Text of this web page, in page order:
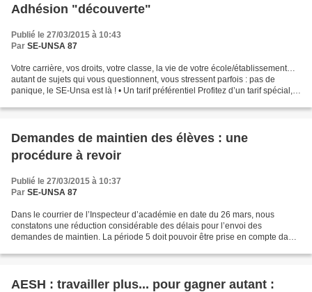
Adhésion "découverte"
Publié le 27/03/2015 à 10:43
Par SE-UNSA 87
Votre carrière, vos droits, votre classe, la vie de votre école/établissement…
autant de sujets qui vous questionnent, vous stressent parfois : pas de
panique, le SE-Unsa est là ! • Un tarif préférentiel Profitez d’un tarif spécial,
Demandes de maintien des élèves : une
procédure à revoir
Publié le 27/03/2015 à 10:37
Par SE-UNSA 87
Dans le courrier de l’Inspecteur d’académie en date du 26 mars, nous
constatons une réduction considérable des délais pour l’envoi des
demandes de maintien. La période 5 doit pouvoir être prise en compte dans
AESH : travailler plus... pour gagner autant :